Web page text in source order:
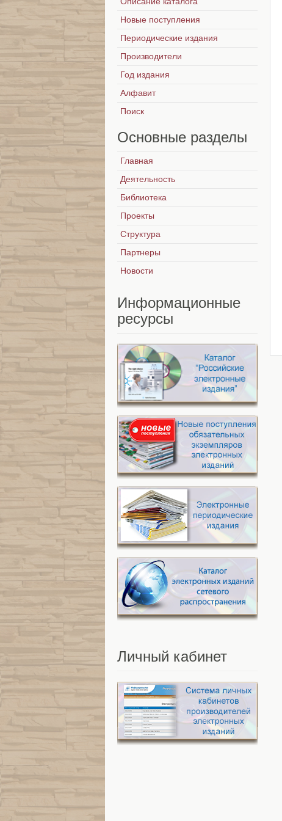
Новые поступления
Периодические издания
Производители
Год издания
Алфавит
Поиск
Основные разделы
Главная
Деятельность
Библиотека
Проекты
Структура
Партнеры
Новости
Информационные
ресурсы
Личный кабинет